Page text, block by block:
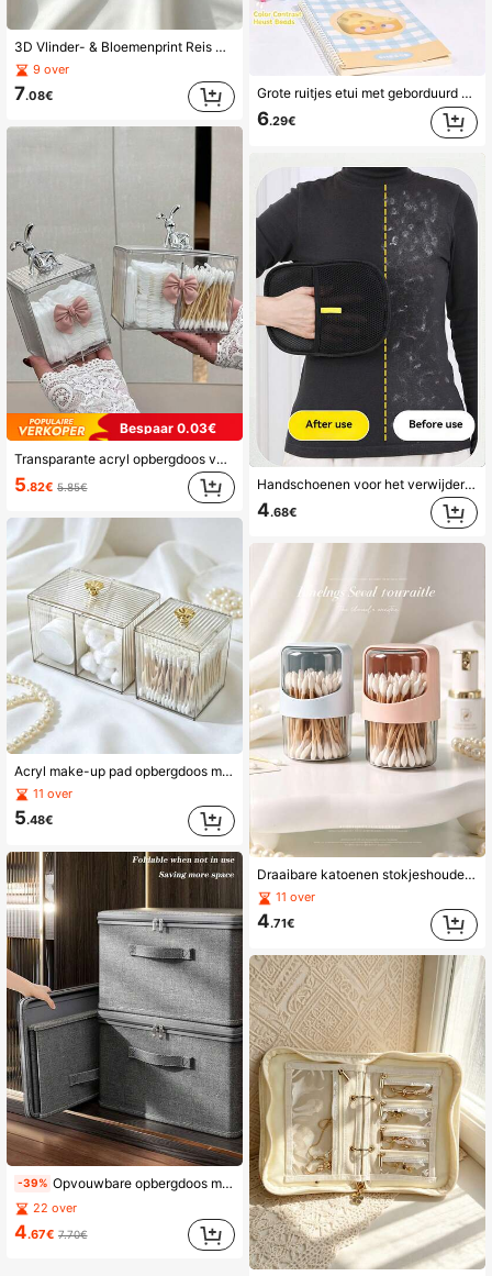
3D Vlinder- & Bloemenprint Reis Sieraden Organizer Tas, Draagbare Flap Tas met Meerdere Vakken en Rits voor Kettingen, Oorbellen, Ringen en Accessoires, Geschikt voor Zakenreizen, Reizen en Thuis
9 over
7.08€
Bespaar 0.03€
Transparante acryl opbergdoos voor wattenstaafjes, opbergbakje voor wattenstaafjes, tandenstokerhouder, doosje voor wattenschijfjes, plastic deksel voor medicijnflesjes, badkamerorganizer, make-up organizer voor op de kaptafel
5.82€ 5.85€
Acryl make-up pad opbergdoos met verticale glitterstrepen en gouden bloemhandvat, verdeelde stofvrije wattenstaafjesorganizer voor badkamer, kaptafel en bureau
11 over
5.48€
-39% Opvouwbare opbergdoos met grote capaciteit en deksel, opvouwbare opbergbak voor huishoudelijke kasten, opvouwbare opbergbox voor kleding, opvouwbare dekens, opbergcontainer voor kledingkasten
22 over
4.67€ 7.70€
Grote ruitjes etui met geborduurd huisje en handvat, multifunctionele kleurblok gladde rits studenten stationery opbergtas voor schoolspullen organisatie, fris schattig design patroon
6.29€
Handschoenen voor het verwijderen van statische elektriciteit bij huisdieren, bidirectionele borstel! Ontharingsapparaat voor katten en honden, snelle absorptie, gemakkelijk aan en uit te trekken, moeiteloos verzorgen en reinigen
4.68€
Draaibare katoenen stokjeshouder, ontwerp met één draai om te openen, helder zicht, stof- en vochtbestendig, katoenen stokjesorganizer voor badkamerkastje, slaapkamercommode
11 over
4.71€